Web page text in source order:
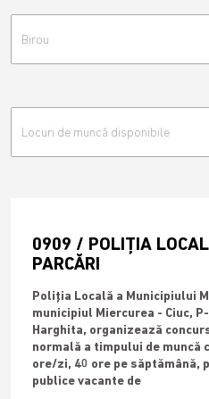
Birou
Locuri de muncă disponibile
0909 / POLIȚIA
PARCĂRI
Poliția Locală a Municipiului
municipiul Miercurea - Ciuc,
Harghita, organizează
normală a timpului de muncă
ore/zi, 40 ore pe săptămână,
publice vacante de